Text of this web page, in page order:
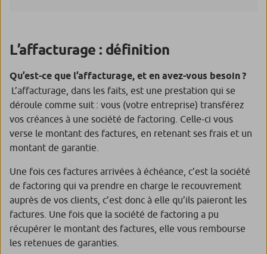
L’affacturage : définition
Qu’est-ce que l’affacturage, et en avez-vous besoin ?
L’affacturage, dans les faits, est une prestation qui se
déroule comme suit : vous (votre entreprise) transférez
vos créances à une société de factoring. Celle-ci vous
verse le montant des factures, en retenant ses frais et un
montant de garantie.
Une fois ces factures arrivées à échéance, c’est la société
de factoring qui va prendre en charge le recouvrement
auprès de vos clients, c’est donc à elle qu’ils paieront les
factures. Une fois que la société de factoring a pu
récupérer le montant des factures, elle vous rembourse
les retenues de garanties.